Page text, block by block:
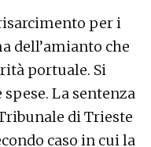
per i
dell’amianto che
portuale. Si
La sentenza
di Trieste
caso in cui la